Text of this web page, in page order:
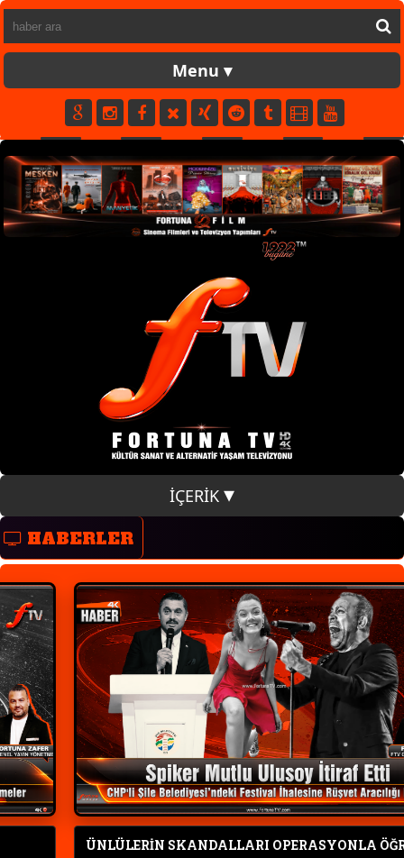
FORTUNATV
YAPIM
FİLM
MÜZİK
SPOR
KÜNYE
İÇERİK
HABERLER
ÜNLÜLERİN SKANDALLARI OPERASYONLA